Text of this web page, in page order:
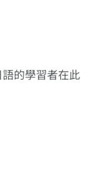
的學習者在此